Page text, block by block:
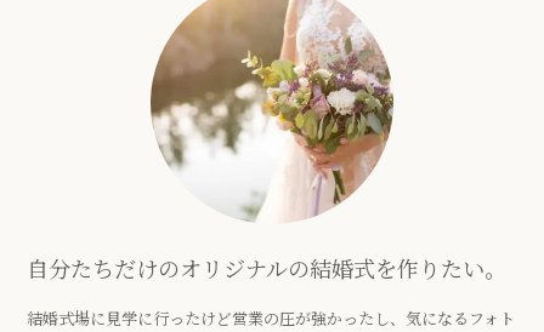
自分たちだけのオリジナルの結婚式を作りたい。
結婚式場に見学に行ったけど営業の圧が強かったし、気になるフォト